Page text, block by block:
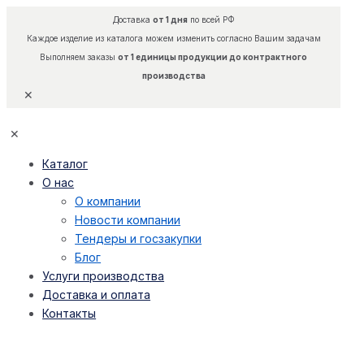
Доставка от 1 дняпо всей РФ
Каждое изделие из каталога можем изменить согласно Вашим задачам
Выполняем заказы от 1 единицы продукции до контрактного
производства
✕
✕
Каталог
О нас
О компании
Новости компании
Тендеры и госзакупки
Блог
Услуги производства
Доставка и оплата
Контакты